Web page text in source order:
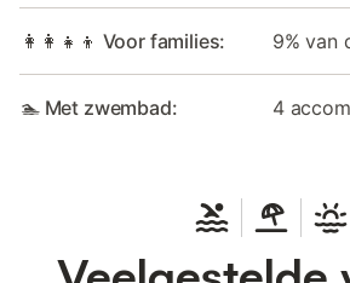
👩‍👩‍👧‍👦 Voor families: 9% van
🏊 Met zwembad: 4